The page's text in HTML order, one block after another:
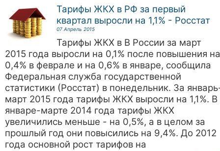
Тарифы ЖКХ в РФ за первый
квартал выросли на 1,1% - Росстат
07 Апрель 2015
Тарифы ЖКХ в В России за март
2015 года выросли на 0,1% после повышения на
0,4% в феврале и на 0,6% в январе, сообщила
Федеральная служба государственной
статистики (Росстат) в понедельник. За
март 2015 года тарифы ЖКХ выросли на 1,1%. В
январе-марте 2014 года тарифы ЖКХ
увеличились меньше - на 0,5%, а в целом за
прошлый год они повысились на 9,4%. До 2012
года основной рост тарифов на